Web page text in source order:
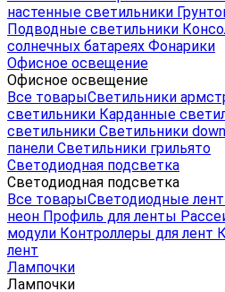
настенные светильники
Подводные светильники
солнечных батареях Фонарики
Офисное освещение
Офисное освещение
Все товарыСветильники
светильники Карданные
светильники Светильники
панели Светильники грильято
Светодиодная подсветка
Светодиодная подсветка
Все товарыСветодиодные
неон Профиль для ленты
модули Контроллеры для лент
лент
Лампочки
Лампочки